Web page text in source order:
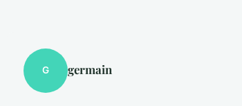
G germain